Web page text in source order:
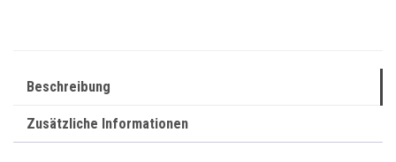
Beschreibung
Zusätzliche Informationen